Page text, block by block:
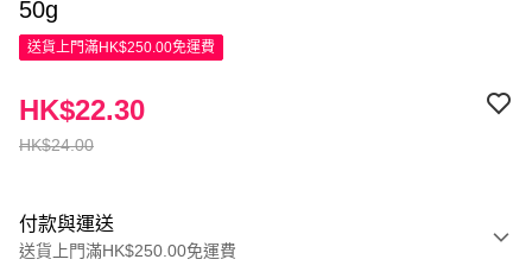
50g
送貨上門滿HK$250.00免運費
HK$24.00
HK$22.30
付款與運送
送貨上門滿HK$250.00免運費